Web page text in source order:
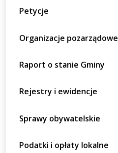
Petycje
Organizacje pozarządowe
Raport o stanie Gminy
Rejestry i ewidencje
Sprawy obywatelskie
Podatki i opłaty lokalne